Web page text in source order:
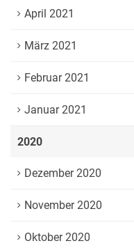
April 2021
März 2021
Februar 2021
Januar 2021
2020
Dezember 2020
November 2020
Oktober 2020